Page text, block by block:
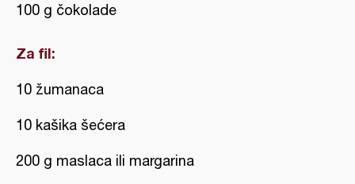
100 g čokolade
Za fil:
10 žumanaca
10 kašika šećera
200 g maslaca ili margarina